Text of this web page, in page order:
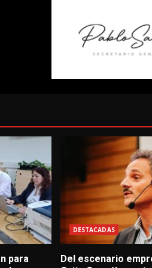
para
DESTACADAS
Del escenario